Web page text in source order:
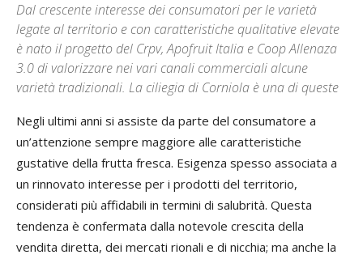
Dal crescente interesse dei consumatori per le varietà
legate al territorio e con caratteristiche qualitative elevate
è nato il progetto del Crpv, Apofruit Italia e Coop Allenaza
3.0 di valorizzare nei vari canali commerciali alcune
varietà tradizionali. La ciliegia di Corniola è una di queste
Negli ultimi anni si assiste da parte del consumatore a
un’attenzione sempre maggiore alle caratteristiche
gustative della frutta fresca. Esigenza spesso associata a
un rinnovato interesse per i prodotti del territorio,
considerati più affidabili in termini di salubrità. Questa
tendenza è confermata dalla notevole crescita della
vendita diretta, dei mercati rionali e di nicchia; ma anche la